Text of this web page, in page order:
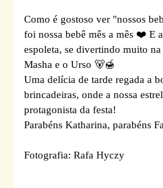
Como é gostoso ver "nossos
foi nossa bebê mês a mês ❤️ E
espoleta, se divertindo muito na
Masha e o Urso 🐻🍯
Uma delícia de tarde regada a
brincadeiras, onde a nossa
protagonista da festa!
Parabéns Katharina, parabéns
Fotografia: Rafa Hyczy